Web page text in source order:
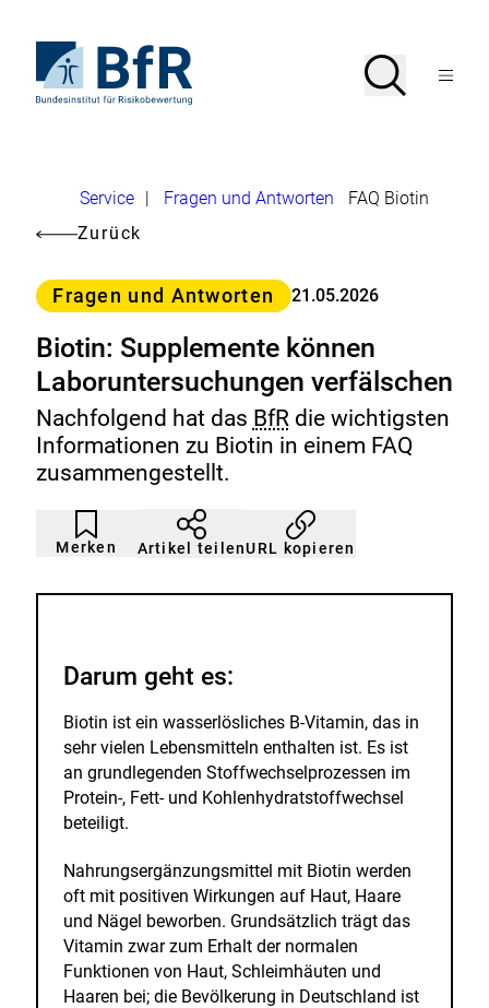
Seiteninhalt
springenStartseite
von
Risikobewertung
Suche
SucheMenü
m
e
t
u
n
g
e
Brotkrumennavigation
Service Fragen und Antworten
FAQ Biotin
Zurück
Kategorie
Fragen und Antworten 21.05.2026
Biotin: Supplemente können
Laboruntersuchungen verfälschen
Nachfolgend hat das BfRdie wichtigsten
Informationen zu Biotin in einem FAQ
zusammengestellt.
Merken
Artikel
nicht
gemerkt
Durch
Klicken
der
hinzufügen.
Artikel teilenURL kopieren
Darum geht es:
Biotin ist ein wasserlösliches B-Vitamin, das in
sehr vielen Lebensmitteln enthalten ist. Es ist
an grundlegenden Stoffwechselprozessen im
Protein-, Fett- und Kohlenhydratstoffwechsel
beteiligt.
Nahrungsergänzungsmittel mit Biotin werden
oft mit positiven Wirkungen auf Haut, Haare
und Nägel beworben. Grundsätzlich trägt das
Vitamin zwar zum Erhalt der normalen
Funktionen von Haut, Schleimhäuten und
Haaren bei; die Bevölkerung in Deutschland ist